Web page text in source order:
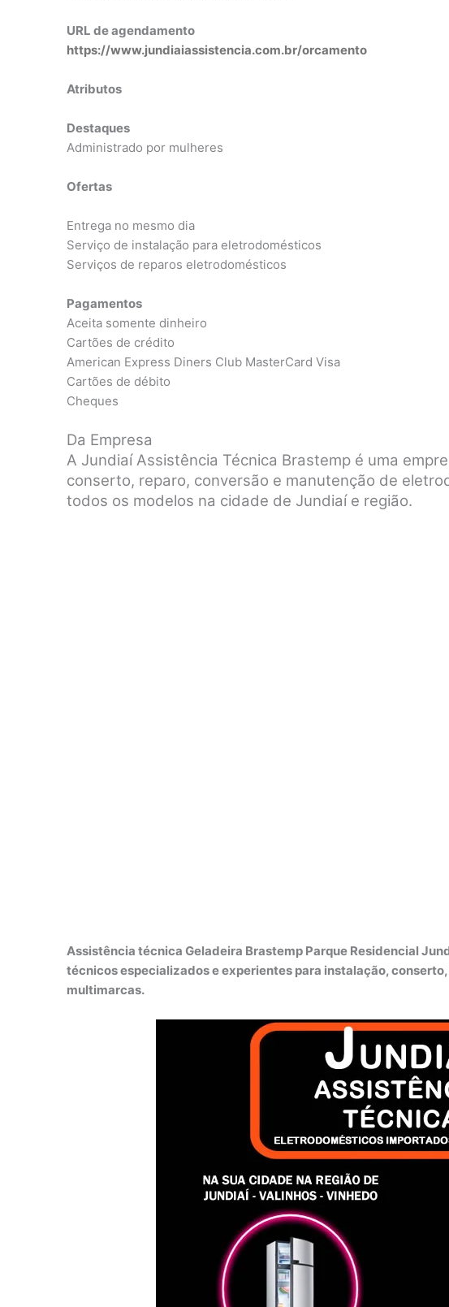
URL de agendamento
https://www.jundiaiassistencia.com.br/orcamento
Atributos
Destaques
Administrado por mulheres
Ofertas
Entrega no mesmo dia
Serviço de instalação para eletrodomésticos
Serviços de reparos eletrodomésticos
Pagamentos
Aceita somente dinheiro
Cartões de crédito
American Express Diners Club MasterCard Visa
Cartões de débito
Cheques
Da Empresa
A Jundiaí Assistência Técnica Brastemp é uma
conserto, reparo, conversão e manutenção de
todos os modelos na cidade de Jundiaí e região.
Assistência técnica Geladeira Brastemp Parque Residencial
técnicos especializados e experientes para instalação,
multimarcas.